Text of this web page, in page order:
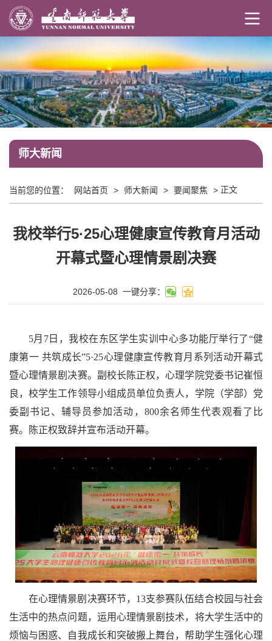
师大新闻
当前您的位置： 网站首页 > 师大新闻 > 要闻聚焦 > 正文
我校举行5·25心理健康宣传教育月活动
开幕式暨心理情景剧决赛
2026-05-08 一键分享：
5月7日，我校在东区学生实训中心多功能厅举行了“健
康第一 共筑成长”5·25心理健康宣传教育月系列活动开幕式
暨心理情景剧决赛。副校长陈正权，心理学院党委书记崔恒
良，校学生工作领导小组成员单位负责人，学院（学部）党
委副书记、辅导员参加活动，800余名师生代表观看了比
赛。陈正权致辞并宣布活动开幕。
在心理情景剧决赛环节，13支参赛队伍结合校园与社会
生活中的热点问题，运用心理情景剧技术，将大学生活中的
烦恼与困惑、自我成长和突破搬上舞台，帮助学生强化心理